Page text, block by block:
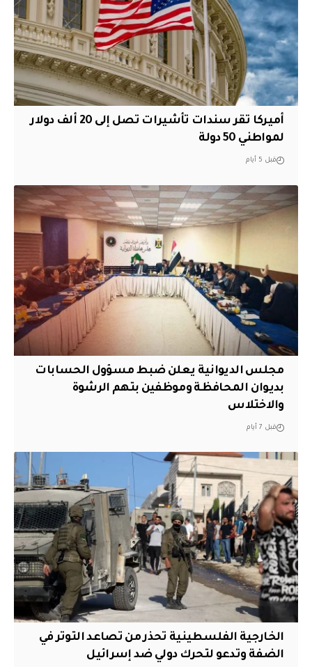
أميركا تقر سندات تأشيرات تصل إلى 20 ألف دولار
لمواطني 50 دولة
قبل 5 أيام
مجلس الديوانية يعلن ضبط مسؤول الحسابات
بديوان المحافظة وموظفين بتهم الرشوة
والاختلاس
قبل 7 أيام
الخارجية الفلسطينية تحذر من تصاعد التوتر في
الضفة وتدعو لتحرك دولي ضد إسرائيل